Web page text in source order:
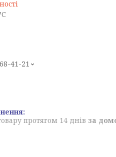
41-21
протягом 14 днів за